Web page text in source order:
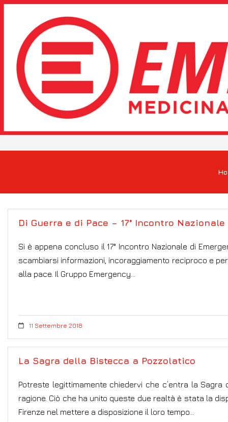
Di Guerra e di Pace – 17° Incontro
Si è appena concluso il 17° Incontro Nazionale di
scambiarsi informazioni, incoraggiamento reciproco e
alla pace. Il Gruppo Emergency…
11 Settembre 2018
La Sagra della Bistecca a Pozzolatico
Potreste legittimamente chiedervi che c’entra la
ragione. Ciò che ha unito queste due realtà è stata la
Firenze nel mettere a disposizione il loro tempo…